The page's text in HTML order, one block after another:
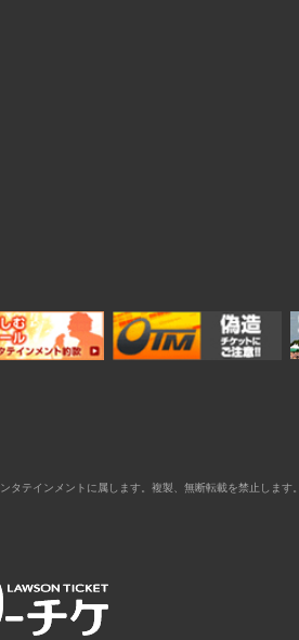
テインメントに属します。複製、無断転載を禁止します。